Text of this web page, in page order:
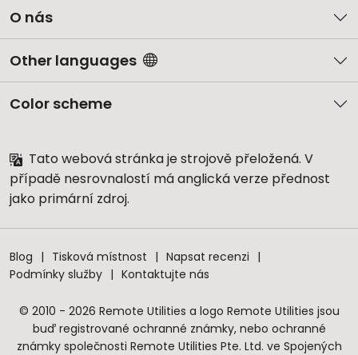
O nás
Other languages
Color scheme
Tato webová stránka je strojově přeložená. V
případě nesrovnalostí má anglická verze přednost
jako primární zdroj.
Blog Tisková místnost
Napsat recenzi
Podmínky služby
Kontaktujte nás
© 2010 - 2026 Remote Utilities a logo Remote Utilities jsou
buď registrované ochranné známky, nebo ochranné
známky společnosti Remote Utilities Pte. Ltd. ve Spojených